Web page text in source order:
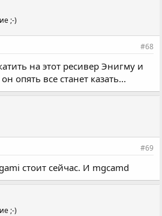
;-)
#68
на этот ресивер Энигму и
опять все станет казать...
#69
стоит сейчас. И mgcamd
;-)